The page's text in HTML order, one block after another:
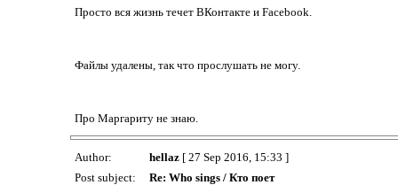
Просто вся жизнь течет ВКонтакте и Facebook.
Файлы удалены, так что прослушать не могу.
Про Маргариту не знаю.
Author: hellaz[ 27 Sep 2016, 15:33 ]
Post subject:
Re: Who sings / Кто поет